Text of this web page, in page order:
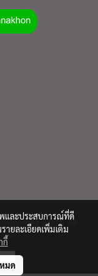
2023 All
1
และประสบการณ์ที่ดี
ายละเอียดเพิ่มเติม
กี้
มด